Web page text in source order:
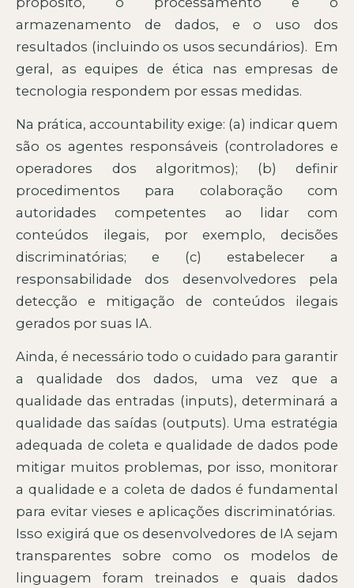
armazenamento de dados, e o uso dos
resultados (incluindo os usos secundários). Em
geral, as equipes de ética nas empresas de
tecnologia respondem por essas medidas.
Na prática, accountability exige: (a) indicar quem
são os agentes responsáveis (controladores e
operadores dos algoritmos); (b) definir
procedimentos para colaboração com
autoridades competentes ao lidar com
conteúdos ilegais, por exemplo, decisões
discriminatórias; e (c) estabelecer a
responsabilidade dos desenvolvedores pela
detecção e mitigação de conteúdos ilegais
gerados por suas IA.
Ainda, é necessário todo o cuidado para garantir
a qualidade dos dados, uma vez que a
qualidade das entradas (inputs), determinará a
qualidade das saídas (outputs). Uma estratégia
adequada de coleta e qualidade de dados pode
mitigar muitos problemas, por isso, monitorar
a qualidade e a coleta de dados é fundamental
para evitar vieses e aplicações discriminatórias.
Isso exigirá que os desenvolvedores de IA sejam
transparentes sobre como os modelos de
linguagem foram treinados e quais dados